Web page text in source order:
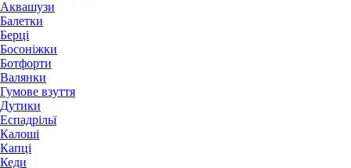
Аквашузи
Балетки
Берці
Босоніжки
Ботфорти
Валянки
Гумове взуття
Дутики
Еспадрільї
Калоші
Капці
Кеди